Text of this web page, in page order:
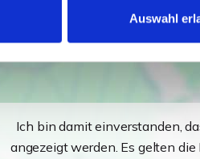
Auswahl
Ich bin damit einverstanden,
angezeigt werden. Es gelten